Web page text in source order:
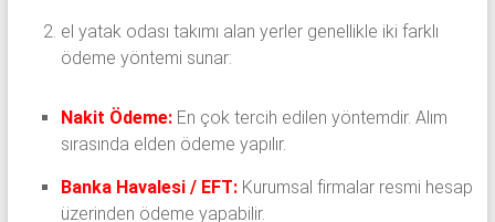
el yatak odası takımı alan yerler genellikle iki farklı
ödeme yöntemi sunar:
Nakit Ödeme:En çok tercih edilen yöntemdir. Alım
sırasında elden ödeme yapılır.
Banka Havalesi / EFT:Kurumsal firmalar resmi hesap
üzerinden ödeme yapabilir.